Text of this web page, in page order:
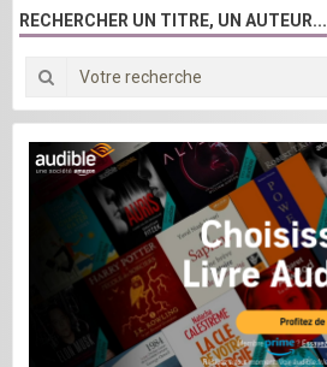
RECHERCHER UN TITRE, UN AUTEUR...